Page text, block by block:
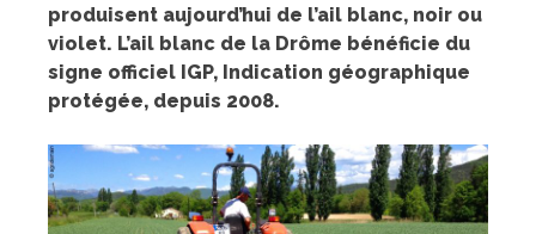
produisent aujourd’hui de l’ail blanc, noir ou
violet. L’ail blanc de la Drôme bénéficie du
signe officiel IGP, Indication géographique
protégée, depuis 2008.